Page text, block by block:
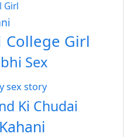
Girl
College Girl
Sex
sex story
Ki Chudai